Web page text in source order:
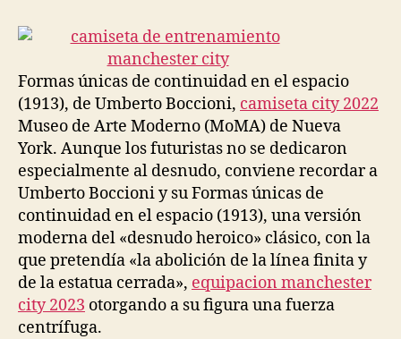
entrada
entrada
Formas únicas de continuidad en el espacio
(1913), de Umberto Boccioni, camiseta city 2022
Museo de Arte Moderno (MoMA) de Nueva
York. Aunque los futuristas no se dedicaron
especialmente al desnudo, conviene recordar a
Umberto Boccioni y su Formas únicas de
continuidad en el espacio (1913), una versión
moderna del «desnudo heroico» clásico, con la
que pretendía «la abolición de la línea finita y
de la estatua cerrada», equipacion manchester
city 2023 otorgando a su figura una fuerza
centrífuga.